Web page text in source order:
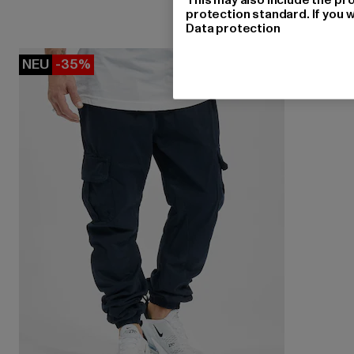
NEU -35%
protection standard. If you
Data protection